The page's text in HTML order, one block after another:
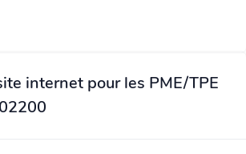
internet pour les PME/TPE